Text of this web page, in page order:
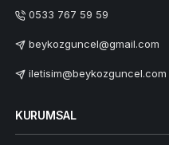
0533 767 59 59
beykozguncel@gmail.com
iletisim@beykozguncel.com
KURUMSAL